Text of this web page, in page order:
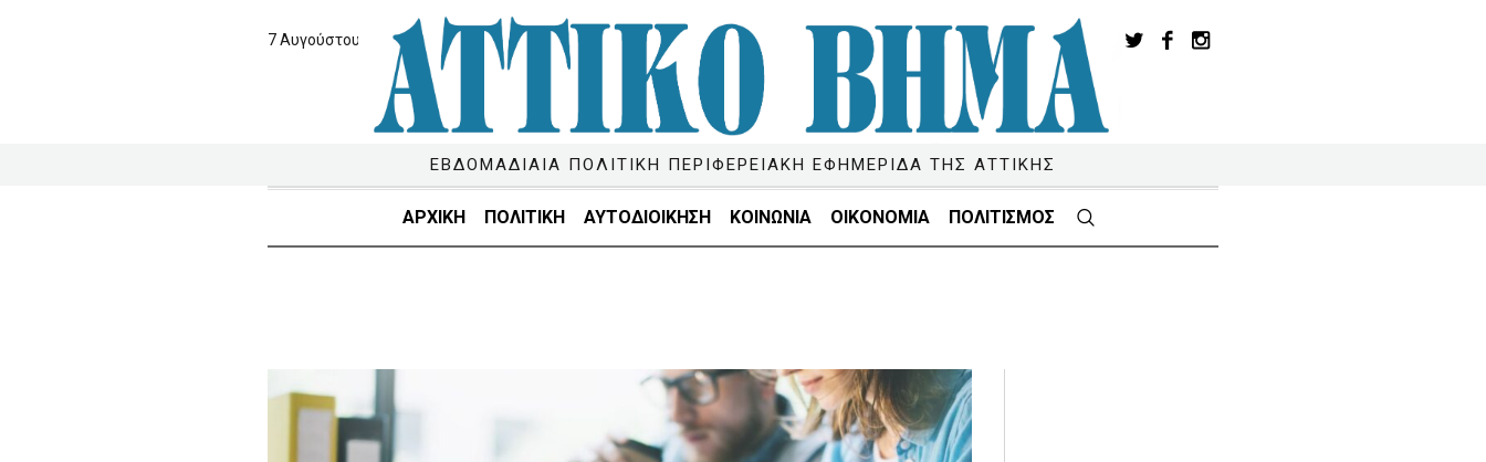
7 Αυγούστου 2026
ΕΒΔΟΜΑΔΙΑΙΑ ΠΟΛΙΤΙΚΗ ΠΕΡΙΦΕΡΕΙΑΚΗ ΕΦΗΜΕΡΙΔΑ ΤΗΣ ΑΤΤΙΚΗΣ
ΑΡΧΙΚΗ ΠΟΛΙΤΙΚΗ ΑΥΤΟΔΙΟΙΚΗΣΗ ΚΟΙΝΩΝΙΑ ΟΙΚΟΝΟΜΙΑ ΠΟΛΙΤΙΣΜΟΣ